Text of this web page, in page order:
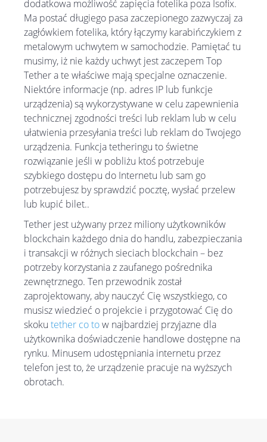
dodatkowa możliwość zapięcia fotelika poza Isofix.
Ma postać długiego pasa zaczepionego zazwyczaj za
zagłówkiem fotelika, który łączymy karabińczykiem z
metalowym uchwytem w samochodzie. Pamiętać tu
musimy, iż nie każdy uchwyt jest zaczepem Top
Tether a te właściwe mają specjalne oznaczenie.
Niektóre informacje (np. adres IP lub funkcje
urządzenia) są wykorzystywane w celu zapewnienia
technicznej zgodności treści lub reklam lub w celu
ułatwienia przesyłania treści lub reklam do Twojego
urządzenia. Funkcja tetheringu to świetne
rozwiązanie jeśli w pobliżu ktoś potrzebuje
szybkiego dostępu do Internetu lub sam go
potrzebujesz by sprawdzić pocztę, wysłać przelew
lub kupić bilet..
Tether jest używany przez miliony użytkowników
blockchain każdego dnia do handlu, zabezpieczania
i transakcji w różnych sieciach blockchain – bez
potrzeby korzystania z zaufanego pośrednika
zewnętrznego. Ten przewodnik został
zaprojektowany, aby nauczyć Cię wszystkiego, co
musisz wiedzieć o projekcie i przygotować Cię do
skoku tether co tow najbardziej przyjazne dla
użytkownika doświadczenie handlowe dostępne na
rynku. Minusem udostępniania internetu przez
telefon jest to, że urządzenie pracuje na wyższych
obrotach.